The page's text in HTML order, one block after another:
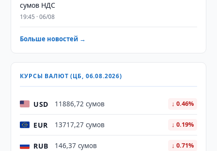
сумов НДС
19:45 · 06/08
Больше новостей →
КУРСЫ ВАЛЮТ (ЦБ, 06.08.2026)
USD 11886,72 сумов ↓ 0.46%
EUR 13717,27 сумов ↓ 0.19%
RUB 146,37 сумов ↓ 0.71%